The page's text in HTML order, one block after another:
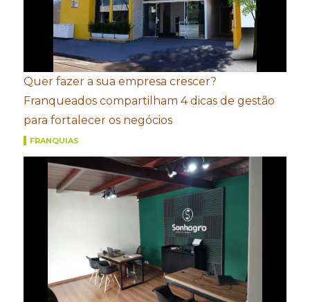
Quer fazer a sua empresa crescer?
Franqueados compartilham 4 dicas de gestão
para fortalecer os negócios
FRANQUIAS